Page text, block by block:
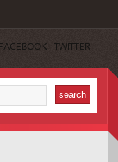
FACEBOOK TWITTER